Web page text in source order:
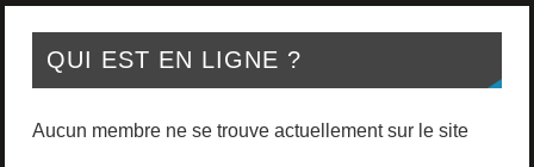
QUI EST EN LIGNE ?
Aucun membre ne se trouve actuellement sur le site